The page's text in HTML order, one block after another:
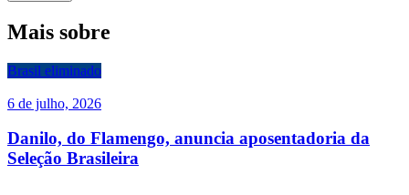
Mais sobre
Brasil eliminado
6 de julho, 2026
Danilo, do Flamengo, anuncia aposentadoria da
Seleção Brasileira